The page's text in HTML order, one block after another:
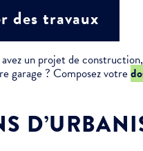
des travaux
un projet de
garage ? Composez votre